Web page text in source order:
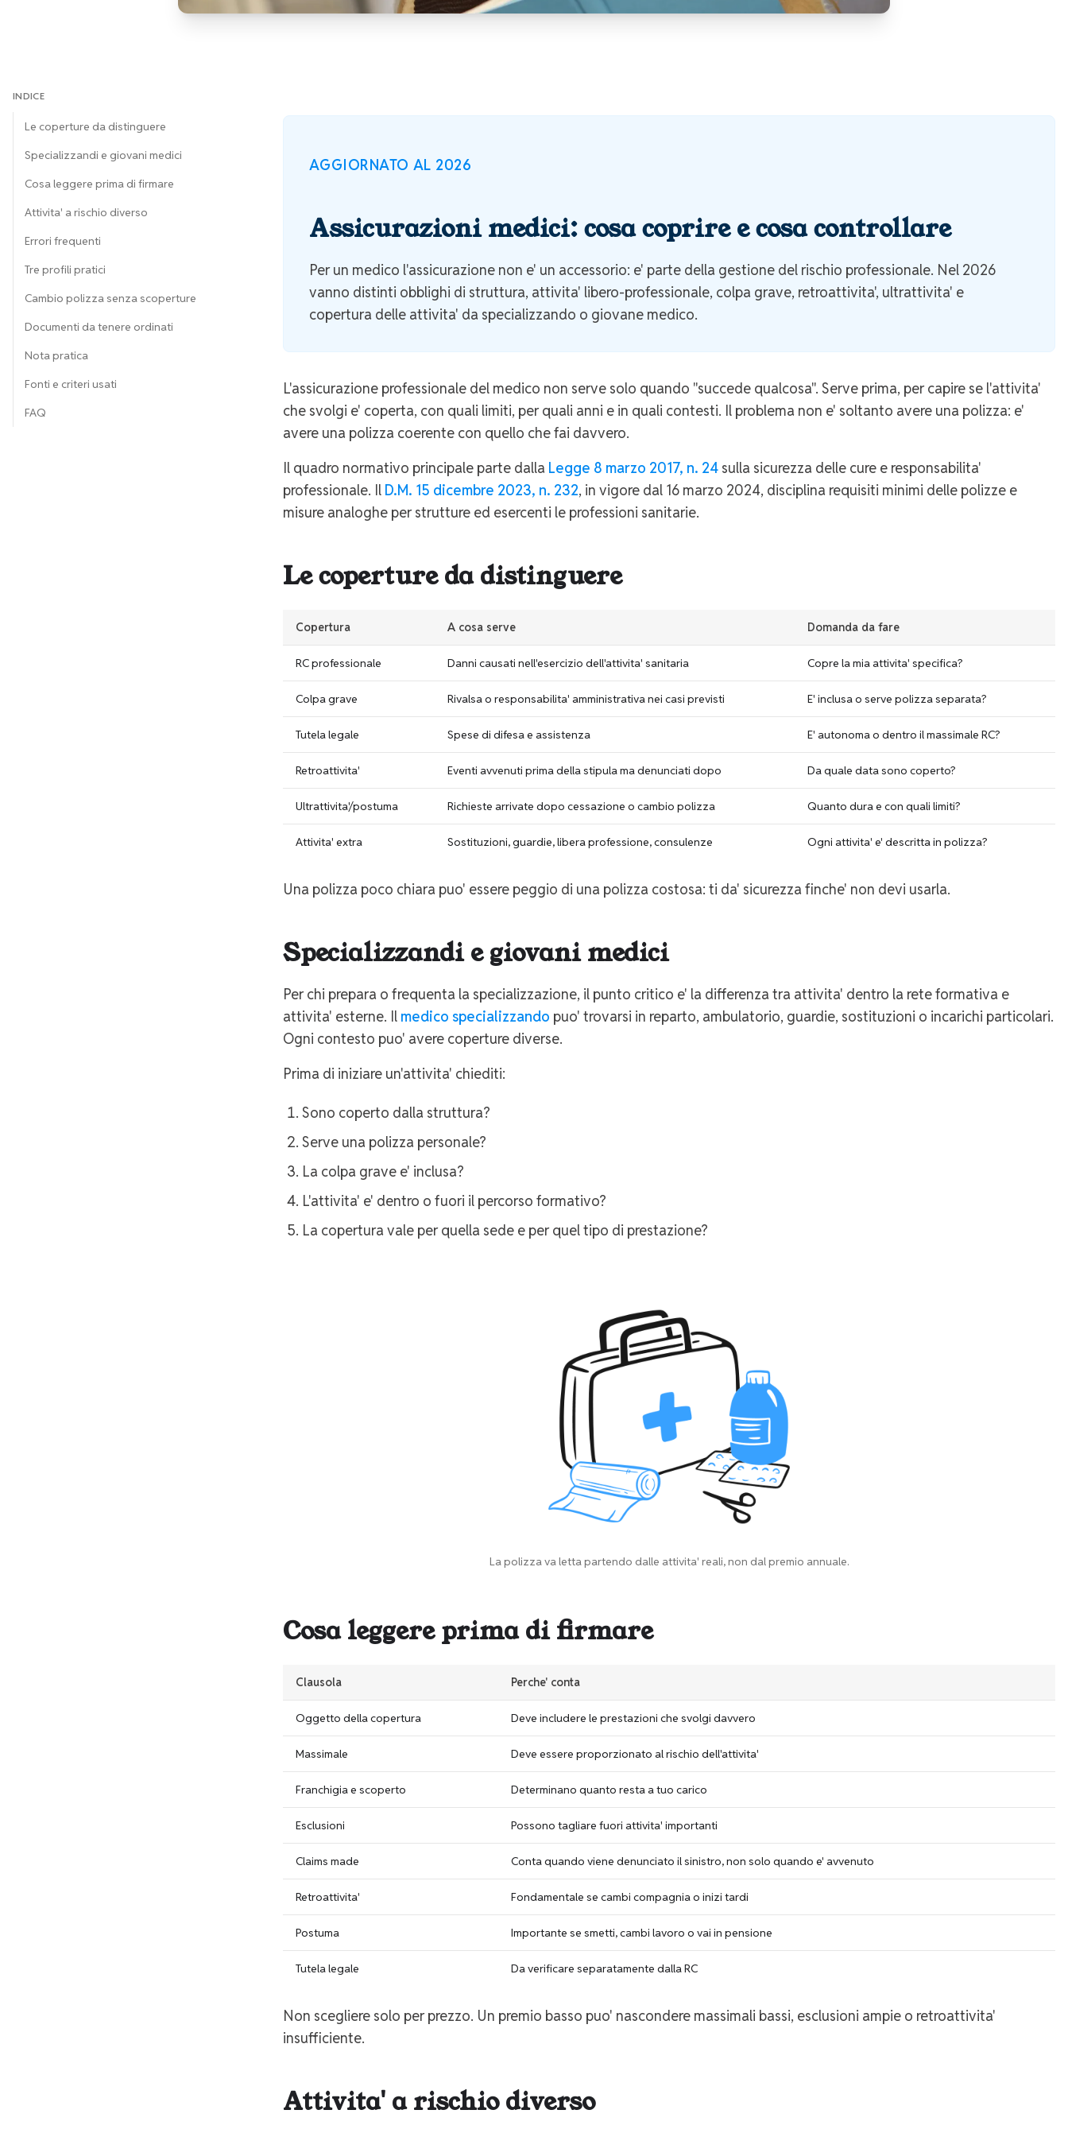
INDICE
Le coperture da distinguere
Specializzandi e giovani medici
Cosa leggere prima di firmare
Attivita' a rischio diverso
Errori frequenti
Tre profili pratici
Cambio polizza senza scoperture
Documenti da tenere ordinati
Nota pratica
Fonti e criteri usati
FAQ
AGGIORNATO AL 2026
Assicurazioni medici: cosa coprire e cosa controllare
Per un medico l'assicurazione non e' un accessorio: e' parte della gestione del rischio professionale. Nel 2026
vanno distinti obblighi di struttura, attivita' libero-professionale, colpa grave, retroattivita', ultrattivita' e
copertura delle attivita' da specializzando o giovane medico.
L'assicurazione professionale del medico non serve solo quando "succede qualcosa". Serve prima, per capire se l'attivita'
che svolgi e' coperta, con quali limiti, per quali anni e in quali contesti. Il problema non e' soltanto avere una polizza: e'
avere una polizza coerente con quello che fai davvero.
Il quadro normativo principale parte dalla Legge 8 marzo 2017, n. 24 sulla sicurezza delle cure e responsabilita'
professionale. Il D.M. 15 dicembre 2023, n. 232, in vigore dal 16 marzo 2024, disciplina requisiti minimi delle polizze e
misure analoghe per strutture ed esercenti le professioni sanitarie.
Le coperture da distinguere
Copertura A cosa serve Domanda da fare
RC professionale Danni causati nell'esercizio dell'attivita' sanitaria Copre la mia attivita' specifica?
Colpa grave Rivalsa o responsabilita' amministrativa nei casi previsti E' inclusa o serve polizza separata?
Tutela legale Spese di difesa e assistenza E' autonoma o dentro il massimale RC?
Retroattivita' Eventi avvenuti prima della stipula ma denunciati dopo Da quale data sono coperto?
Ultrattivita'/postuma Richieste arrivate dopo cessazione o cambio polizza Quanto dura e con quali limiti?
Attivita' extra Sostituzioni, guardie, libera professione, consulenze Ogni attivita' e' descritta in polizza?
Una polizza poco chiara puo' essere peggio di una polizza costosa: ti da' sicurezza finche' non devi usarla.
Specializzandi e giovani medici
Per chi prepara o frequenta la specializzazione, il punto critico e' la differenza tra attivita' dentro la rete formativa e
attivita' esterne. Il medico specializzando puo' trovarsi in reparto, ambulatorio, guardie, sostituzioni o incarichi particolari.
Ogni contesto puo' avere coperture diverse.
Prima di iniziare un'attivita' chiediti:
Sono coperto dalla struttura?
Serve una polizza personale?
La colpa grave e' inclusa?
L'attivita' e' dentro o fuori il percorso formativo?
La copertura vale per quella sede e per quel tipo di prestazione?
La polizza va letta partendo dalle attivita' reali, non dal premio annuale.
Cosa leggere prima di firmare
Clausola Perche' conta
Oggetto della copertura Deve includere le prestazioni che svolgi davvero
Massimale Deve essere proporzionato al rischio dell'attivita'
Franchigia e scoperto Determinano quanto resta a tuo carico
Esclusioni Possono tagliare fuori attivita' importanti
Claims made Conta quando viene denunciato il sinistro, non solo quando e' avvenuto
Retroattivita' Fondamentale se cambi compagnia o inizi tardi
Postuma Importante se smetti, cambi lavoro o vai in pensione
Tutela legale Da verificare separatamente dalla RC
Non scegliere solo per prezzo. Un premio basso puo' nascondere massimali bassi, esclusioni ampie o retroattivita'
insufficiente.
Attivita' a rischio diverso